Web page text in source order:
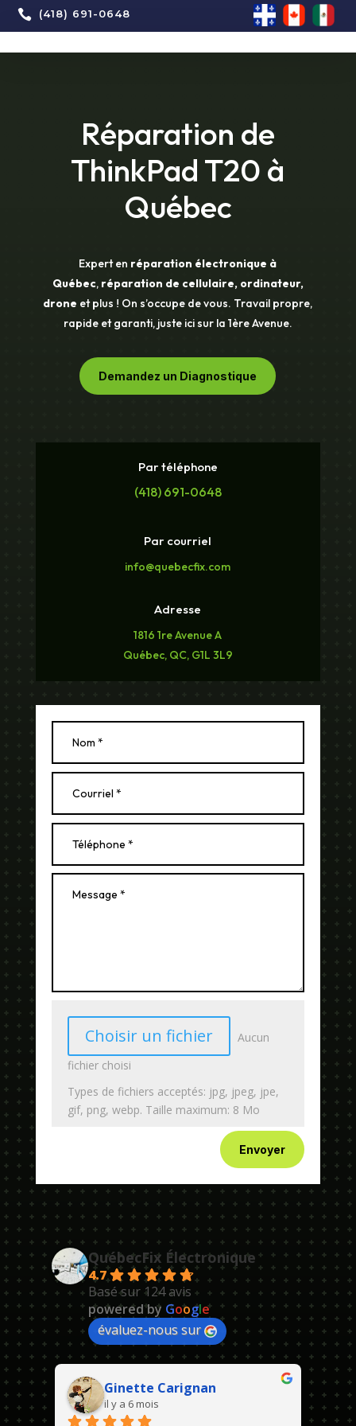
 (418) 691-0648
Réparation de
ThinkPad T20 à
Québec
Expert en réparation électronique à
Québec, réparation de cellulaire, ordinateur,
drone et plus ! On s’occupe de vous. Travail propre,
rapide et garanti, juste ici sur la 1ère Avenue.
Demandez un Diagnostique
Par téléphone
(418) 691-0648
Par courriel
info@quebecfix.com
Adresse
1816 1re Avenue A
Québec, QC, G1L 3L9
Choisir un fichier
Aucun
fichier choisi
Types de fichiers acceptés: jpg, jpeg, jpe,
gif, png, webp. Taille maximum: 8 Mo
Envoyer
QuébecFix Électronique
4.7
Basé sur 124 avis
powered by Google
évaluez-nous sur
Ginette Carignan
il y a 6 mois